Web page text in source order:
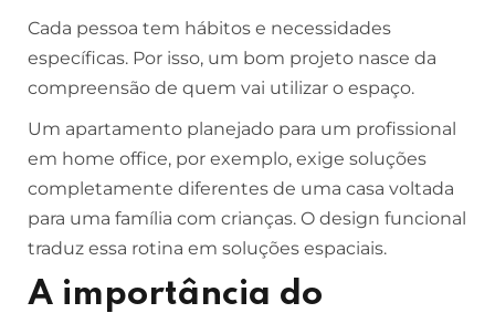
Cada pessoa tem hábitos e necessidades
específicas. Por isso, um bom projeto nasce da
compreensão de quem vai utilizar o espaço.
Um apartamento planejado para um profissional
em home office, por exemplo, exige soluções
completamente diferentes de uma casa voltada
para uma família com crianças. O design funcional
traduz essa rotina em soluções espaciais.
A importância do